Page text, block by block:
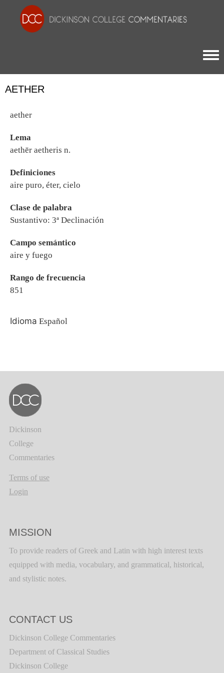
AETHER
aether
Lema
aethēr aetheris n.
Definiciones
aire puro, éter, cielo
Clase de palabra
Sustantivo: 3ª Declinación
Campo semántico
aire y fuego
Rango de frecuencia
851
Idioma Español
Dickinson
College
Commentaries
Terms of use
Login
MISSION
To provide readers of Greek and Latin with high interest texts
equipped with media, vocabulary, and grammatical, historical,
and stylistic notes.
CONTACT US
Dickinson College Commentaries
Department of Classical Studies
Dickinson College